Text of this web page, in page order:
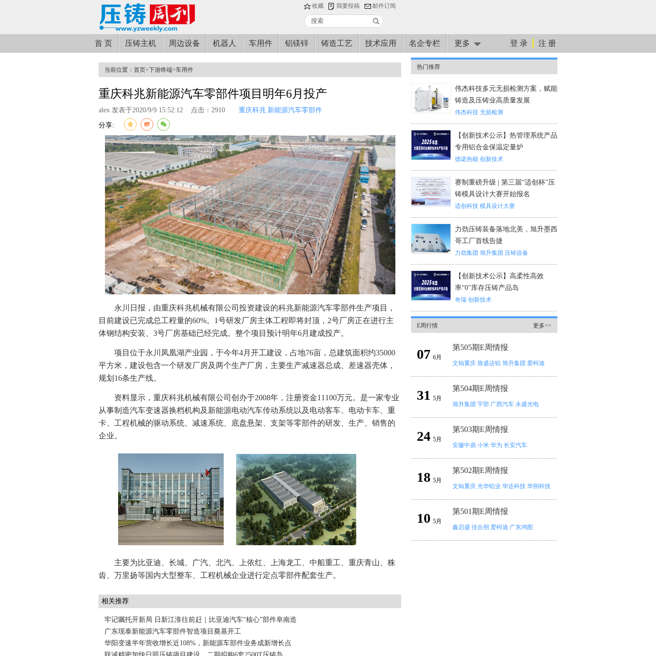
收藏 我要投稿 邮件订阅
首 页 压铸主机 周边设备 机器人 车用件 铝镁锌 铸造工艺 技术应用 名企专栏 更多 登 录 注 册
当前位置： 首页>下游终端>车用件
重庆科兆新能源汽车零部件项目明年6月投产
alex 发表于2020/9/9 15:52:12 点击：2910 重庆科兆 新能源汽车零部件
分享:
永川日报，由重庆科兆机械有限公司投资建设的科兆新能源汽车零部件生产项目，
目前建设已完成总工程量的60%。1号研发厂房主体工程即将封顶，2号厂房正在进行主
体钢结构安装、3号厂房基础已经完成。整个项目预计明年6月建成投产。
项目位于永川凤凰湖产业园，于今年4月开工建设，占地76亩，总建筑面积约35000
平方米，建设包含一个研发厂房及两个生产厂房，主要生产减速器总成、差速器壳体，
规划16条生产线。
资料显示，重庆科兆机械有限公司创办于2008年，注册资金11100万元。是一家专业
从事制造汽车变速器换档机构及新能源电动汽车传动系统以及电动客车、电动卡车、重
卡、工程机械的驱动系统、减速系统、底盘悬架、支架等零部件的研发、生产、销售的
企业。
主要为比亚迪、长城、广汽、北汽、上依红、上海龙工、中船重工、重庆青山、株
齿、万里扬等国内大型整车、工程机械企业进行定点零部件配套生产。
相关推荐
牢记嘱托开新局 日新江淮往前赶｜比亚迪汽车“核心”部件阜南造
广东现泰新能源汽车零部件智造项目奠基开工
华阳变速半年营收增长近108%，新能源车部件业务成新增长点
热门推荐
伟杰科技多元无损检测方案，赋能
铸造及压铸业高质量发展
伟杰科技 无损检测
【创新技术公示】热管理系统产品
专用铝合金保温定量炉
德诺热能 创新技术
赛制重磅升级 | 第三届“适创杯”压
铸模具设计大赛开始报名
适创科技 模具设计大赛
力劲压铸装备落地北美，旭升墨西
哥工厂首线告捷
力劲集团 旭升集团 压铸设备
【创新技术公示】高柔性高效
率“0”库存压铸产品岛
奇瑞 创新技术
E周行情 更多>>
07 6月
第505期E周情报
文灿重庆 致盛达铝 旭升集团 爱柯迪
31 5月
第504期E周情报
旭升集团 宇部 广西汽车 永盛光电
24 5月
第503期E周情报
安徽中鼎 小米 华为 长安汽车
18 5月
第502期E周情报
文灿重庆 光华铝业 华达科技 华朔科技
10 5月
第501期E周情报
鑫启盛 佳合朔 爱柯迪 广东鸿图